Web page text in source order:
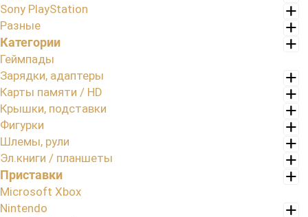
Sony PlayStation
Разные
Категории
Геймпады
Зарядки, адаптеры
Карты памяти / HD
Крышки, подставки
Фигурки
Шлемы, рули
Эл.книги / планшеты
Приставки
Microsoft Xbox
Nintendo